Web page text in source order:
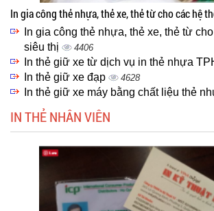
In gia công thẻ nhựa, thẻ xe, thẻ từ cho các hệ
In gia công thẻ nhựa, thẻ xe, thẻ từ
siêu thị
4406
In thẻ giữ xe từ dịch vụ in thẻ nhựa
In thẻ giữ xe đạp 4628
In thẻ giữ xe máy bằng chất liệu thẻ
IN THẺ NHÂN VIÊN